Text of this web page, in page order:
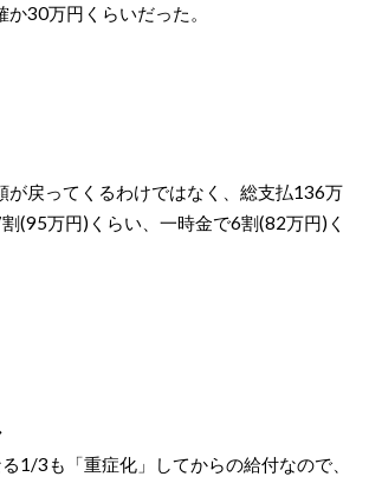
30万円くらいだった。
が戻ってくるわけではなく、総支払136万
(95万円)くらい、一時金で6割(82万円)く
1/3も「重症化」してからの給付なので、